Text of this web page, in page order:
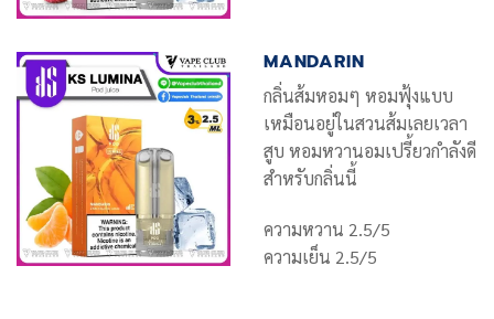
MANDARIN
กลิ่นส้มหอมๆ หอมฟุ้งแบบ
เหมือนอยู่ในสวนส้มเลยเวลา
สูบ หอมหวานอมเปรี้ยวกำลังดี
สำหรับกลิ่นนี้
ความหวาน 2.5/5
ความเย็น 2.5/5